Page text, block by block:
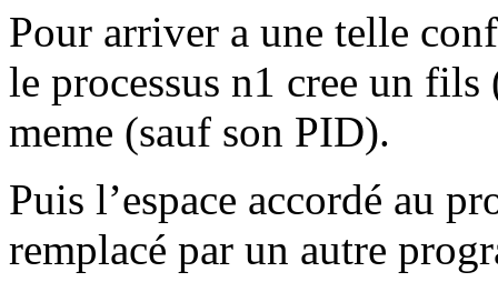
Pour arriver a une telle
le processus n1 cree un
meme (sauf son PID).
Puis l’espace accordé au
remplacé par un autre